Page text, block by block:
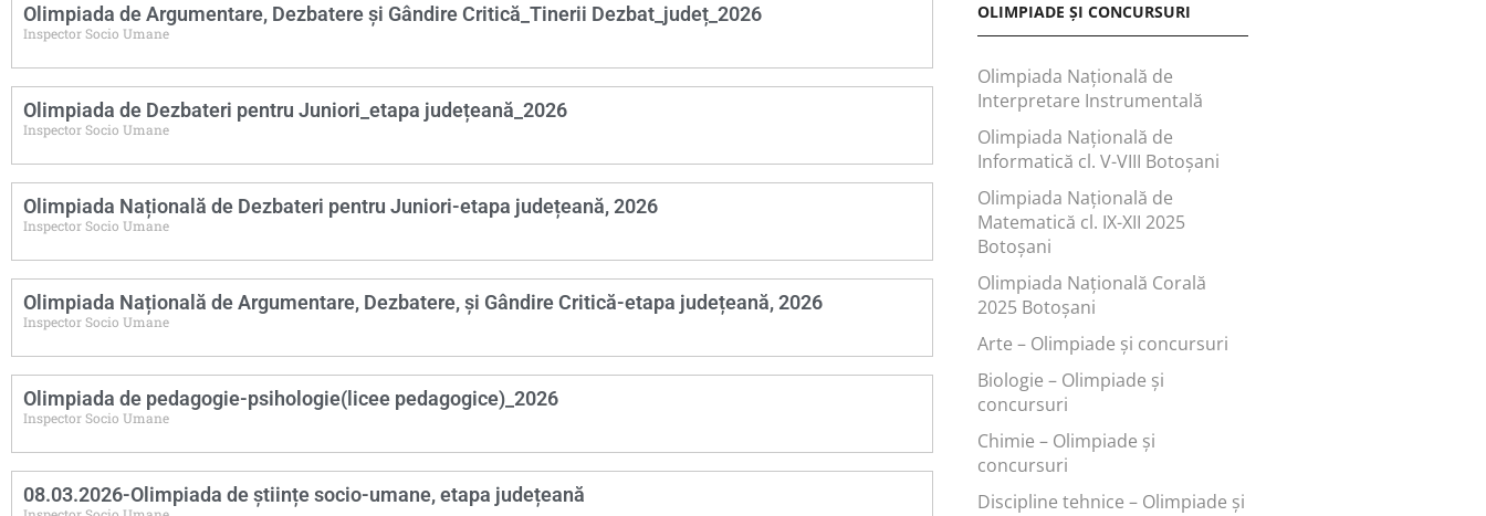
Olimpiada de Argumentare, Dezbatere și Gândire Critică_Tinerii Dezbat_județ_2026
Inspector Socio Umane
Olimpiada de Dezbateri pentru Juniori_etapa județeană_2026
Inspector Socio Umane
Olimpiada Națională de Dezbateri pentru Juniori-etapa județeană, 2026
Inspector Socio Umane
Olimpiada Națională de Argumentare, Dezbatere, și Gândire Critică-etapa județeană, 2026
Inspector Socio Umane
Olimpiada de pedagogie-psihologie(licee pedagogice)_2026
Inspector Socio Umane
08.03.2026-Olimpiada de științe socio-umane, etapa județeană
OLIMPIADE ȘI CONCURSURI
Olimpiada Națională de
Interpretare Instrumentală
Olimpiada Națională de
Informatică cl. V-VIII Botoșani
Olimpiada Națională de
Matematică cl. IX-XII 2025
Botoșani
Olimpiada Națională Corală
2025 Botoșani
Arte – Olimpiade și concursuri
Biologie – Olimpiade și
concursuri
Chimie – Olimpiade și
concursuri
Discipline tehnice – Olimpiade și